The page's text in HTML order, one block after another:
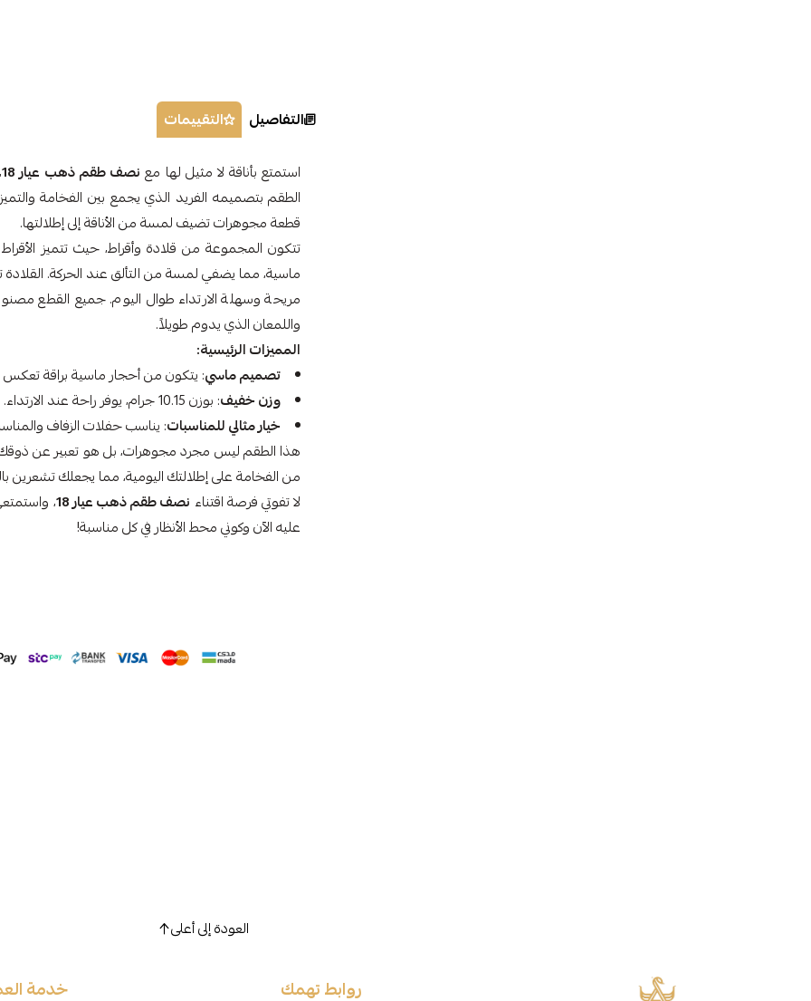
التفاصيل التقييمات
استمتع بأناقة لا مثيل لها مع نصف طقم ذهب عيار 18
الطقم بتصميمه الفريد الذي يجمع بين الفخامة
قطعة مجوهرات تضيف لمسة من الأناقة إلى إطلالتها.
تتكون المجموعة من قلادة وأقراط، حيث تتميز
ماسية، مما يضفي لمسة من التألق عند الحركة.
واللمعان الذي يدوم طويلاً.
المميزات الرئيسية:
تصميم ماسي: يتكون من أحجار ماسية براقة
وزن خفيف: بوزن 10.15 جرام، يوفر راحة عند الارتداء.
خيار مثالي للمناسبات: يناسب حفلات الزفاف
هذا الطقم ليس مجرد مجوهرات، بل هو تعبير عن ذوقك
من الفخامة على إطلالتك اليومية، مما يجعلك تشعرين
لا تفوتي فرصة اقتناء نصف طقم ذهب عيار 18
،
عليه الآن وكوني محط الأنظار في كل مناسبة!
العودة إلى أعلى
روابط تهمك خدمة